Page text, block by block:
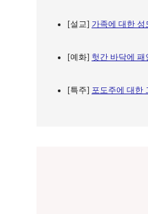
[설교] 가족에 대한 성
[예화] 헛간 바닥에 패
[특주] 포도주에 대한